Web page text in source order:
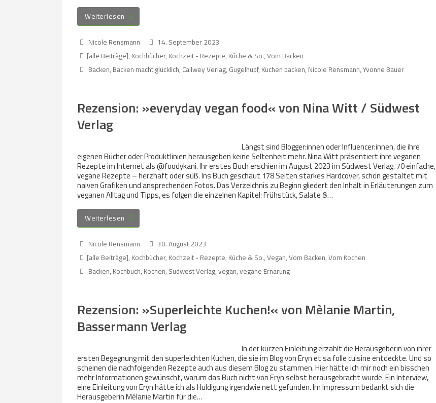
Weiterlesen
Nicole Rensmann
14. September 2023
[alle Beiträge], Kochbücher, Kochzeit - Rezepte, Küche & So.,Vom Backen
Backen, Backen macht glücklich, Callwey Verlag, Gugelhupf, Kuchen backen, Nicole Rensmann,Yvonne Bauer
Rezension: »everyday vegan food« von Nina Witt / Südwest
Verlag
Längst sind Blogger:innen oder Influencer:innen, die ihre
eigenen Bücher oder Produktlinien herausgeben keine Seltenheit mehr. Nina Witt präsentiert ihre veganen
Rezepte im Internet als @foodykani. Ihr erstes Buch erschien im August 2023 im Südwest Verlag. 70 einfache,
vegane Rezepte – herzhaft oder süß. Ins Buch geschaut 178 Seiten starkes Hardcover, schön gestaltet mit
naiven Grafiken und ansprechenden Fotos. Das Verzeichnis zu Beginn gliedert den Inhalt in Erläuterungen zum
veganen Alltag und Tipps, es folgen die einzelnen Kapitel: Frühstück, Salate &…
Weiterlesen
Nicole Rensmann
30. August 2023
[alle Beiträge], Kochbücher, Kochzeit - Rezepte, Küche & So.,Vegan,Vom Backen,Vom Kochen
Backen, Kochbuch, Kochen, Südwest Verlag,vegan,vegane Ernärung
Rezension: »Superleichte Kuchen!« von Mèlanie Martin,
Bassermann Verlag
In der kurzen Einleitung erzählt die Herausgeberin von ihrer
ersten Begegnung mit den superleichten Kuchen, die sie im Blog von Eryn et sa folle cuisine entdeckte. Und so
scheinen die nachfolgenden Rezepte auch aus diesem Blog zu stammen. Hier hätte ich mir noch ein bisschen
mehr Informationen gewünscht, warum das Buch nicht von Eryn selbst herausgebracht wurde. Ein Interview,
eine Einleitung von Eryn hätte ich als Huldigung irgendwie nett gefunden. Im Impressum bedankt sich die
Herausgeberin Mélanie Martin für die…